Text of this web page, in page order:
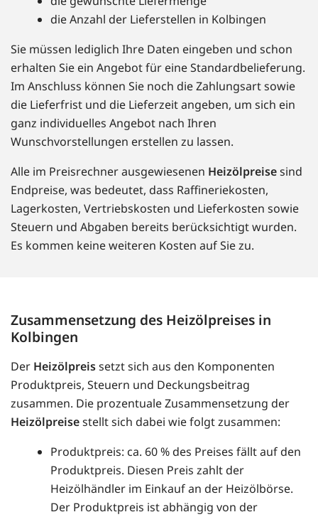
die Anzahl der Lieferstellen in Kolbingen
Sie müssen lediglich Ihre Daten eingeben und schon
erhalten Sie ein Angebot für eine Standardbelieferung.
Im Anschluss können Sie noch die Zahlungsart sowie
die Lieferfrist und die Lieferzeit angeben, um sich ein
ganz individuelles Angebot nach Ihren
Wunschvorstellungen erstellen zu lassen.
Alle im Preisrechner ausgewiesenen Heizölpreisesind
Endpreise, was bedeutet, dass Raffineriekosten,
Lagerkosten, Vertriebskosten und Lieferkosten sowie
Steuern und Abgaben bereits berücksichtigt wurden.
Es kommen keine weiteren Kosten auf Sie zu.
Zusammensetzung des Heizölpreises in
Kolbingen
Der Heizölpreissetzt sich aus den Komponenten
Produktpreis, Steuern und Deckungsbeitrag
zusammen. Die prozentuale Zusammensetzung der
Heizölpreisestellt sich dabei wie folgt zusammen:
Produktpreis: ca. 60 % des Preises fällt auf den
Produktpreis. Diesen Preis zahlt der
Heizölhändler im Einkauf an der Heizölbörse.
Der Produktpreis ist abhängig von der